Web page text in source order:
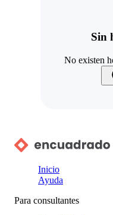
Sin
No existen
Inicio
Ayuda
Para consultantes